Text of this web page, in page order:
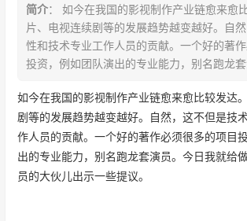
简介： 如今在我国的影视制作产业链愈来愈
片、电视连续剧等的发展趋势越变越好。自
性和技术专业工作人员的贡献。一个好的著
投资，例如团队演出的专业能力，别名跑龙
如今在我国的影视制作产业链愈来愈比较发达
剧等的发展趋势越变越好。自然，这不但是技
作人员的贡献。一个好的著作必须很多的项目
出的专业能力，别名跑龙套演员。今日我就给
员的大伙儿出示一些提议。